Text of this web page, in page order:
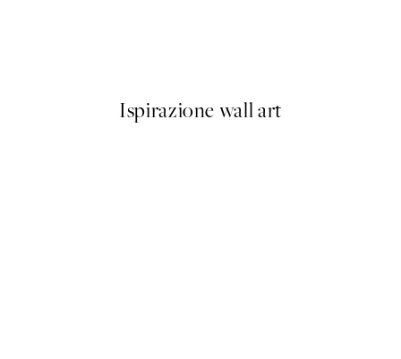
Ispirazione wall art